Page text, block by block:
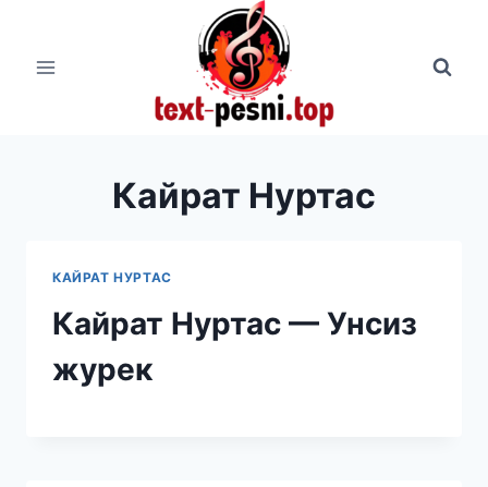
содержимому
Кайрат Нуртас
КАЙРАТ НУРТАС
Кайрат Нуртас — Унсиз
журек